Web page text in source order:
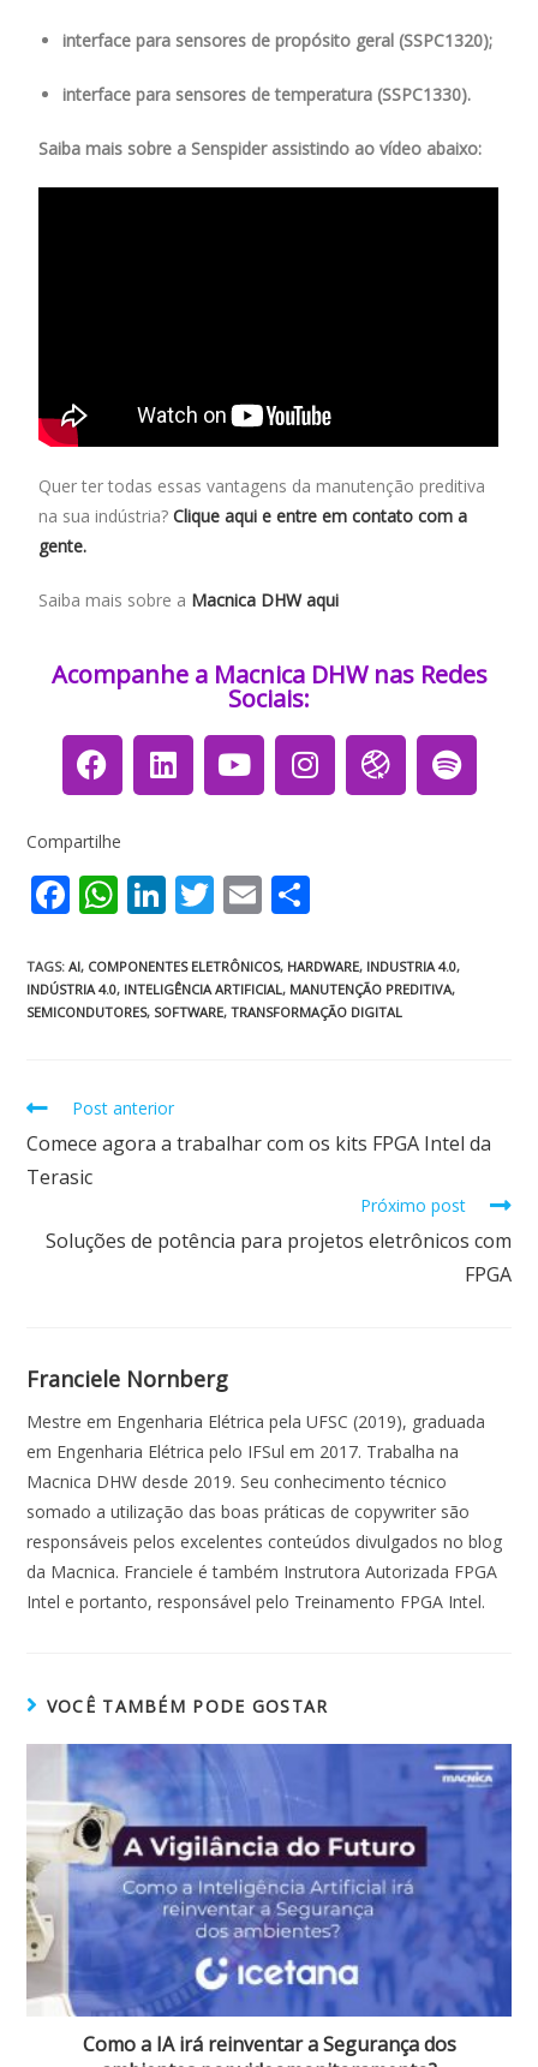
interface para sensores de propósito geral (SSPC1320);
interface para sensores de temperatura (SSPC1330).
Saiba mais sobre a Senspider assistindo ao vídeo abaixo:
Quer ter todas essas vantagens da manutenção preditiva
na sua indústria?Clique aqui e entre em contato com a
gente.
Saiba mais sobre a Macnica DHW aqui
Acompanhe a Macnica DHW nas Redes
Sociais:​​​
Compartilhe
F
e
b
k
W
at
s
p
Li
k
e
T
itt
er
E
ai
l
ar
e
TAGS:AI, COMPONENTES ELETRÔNICOS, HARDWARE, INDUSTRIA 4.0,
INDÚSTRIA 4.0, INTELIGÊNCIA ARTIFICIAL, MANUTENÇÃO PREDITIVA,
SEMICONDUTORES, SOFTWARE, TRANSFORMAÇÃO DIGITAL
Post anterior
Comece agora a trabalhar com os kits FPGA Intel da
Terasic
Próximo post
Soluções de potência para projetos eletrônicos com
FPGA
Franciele Nornberg
Mestre em Engenharia Elétrica pela UFSC (2019), graduada
em Engenharia Elétrica pelo IFSul em 2017. Trabalha na
Macnica DHW desde 2019. Seu conhecimento técnico
somado a utilização das boas práticas de copywriter são
responsáveis pelos excelentes conteúdos divulgados no blog
da Macnica. Franciele é também Instrutora Autorizada FPGA
Intel e portanto, responsável pelo Treinamento FPGA Intel.
VOCÊ TAMBÉM PODE GOSTAR
Como a IA irá reinventar a Segurança dos